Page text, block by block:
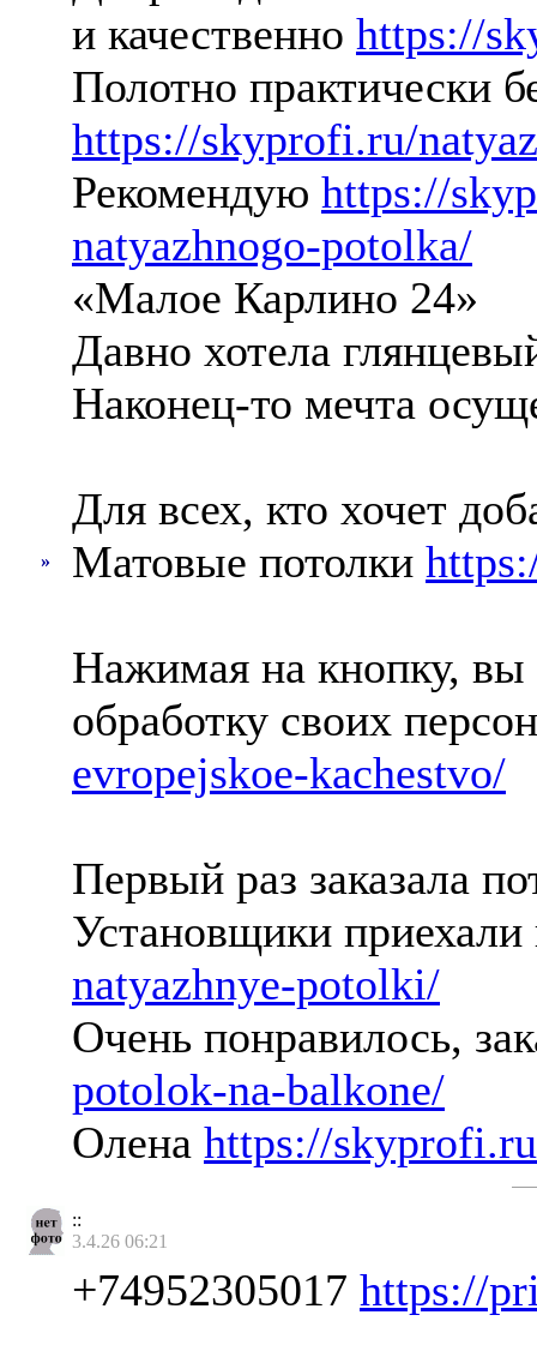
»
и качественно https://
Полотно практически
https://skyprofi.ru/
Рекомендую https://
natyazhnogo-potolka/
«Малое Карлино 24»
Давно хотела
Наконец-то мечта
Для всех, кто хочет
Матовые потолки
Нажимая на кнопку, вы
обработку своих
evropejskoe-kachestvo/
Первый раз заказала
Установщики
natyazhnye-potolki/
Очень понравилось,
potolok-na-balkone/
Олена https://
::
3.4.26 06:21
+74952305017 https://